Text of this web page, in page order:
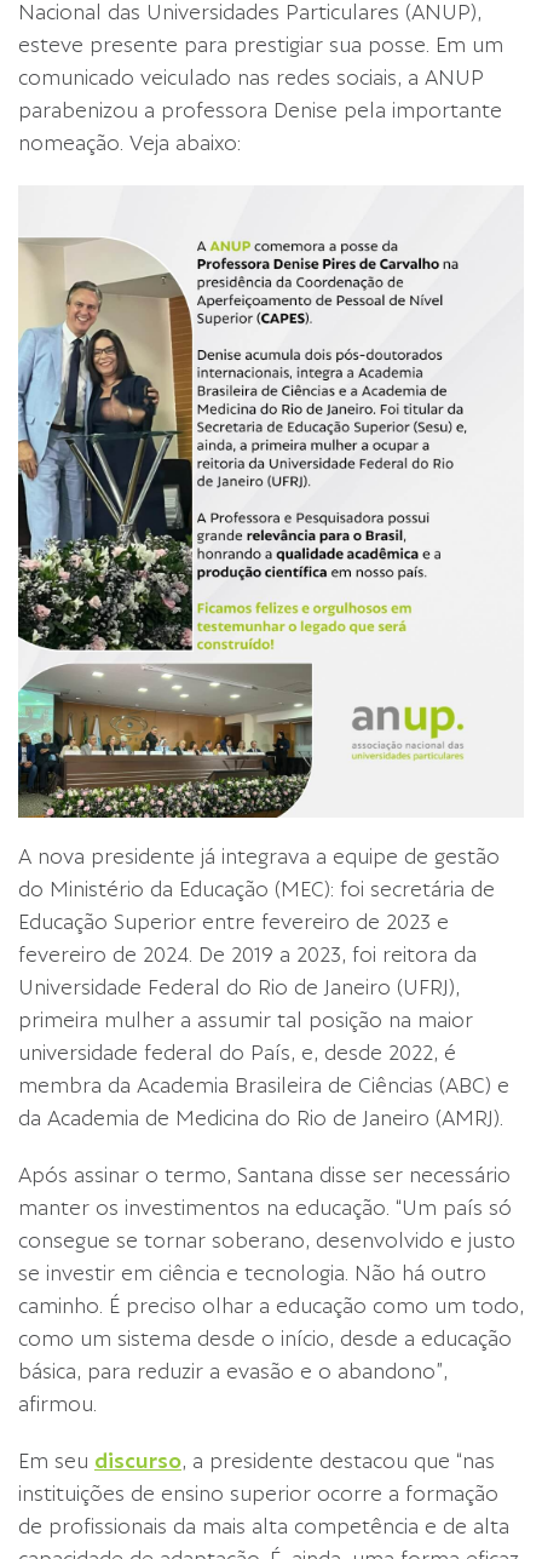
Nacional das Universidades Particulares (ANUP),
esteve presente para prestigiar sua posse. Em um
comunicado veiculado nas redes sociais, a ANUP
parabenizou a professora Denise pela importante
nomeação. Veja abaixo:
A nova presidente já integrava a equipe de gestão
do Ministério da Educação (MEC): foi secretária de
Educação Superior entre fevereiro de 2023 e
fevereiro de 2024. De 2019 a 2023, foi reitora da
Universidade Federal do Rio de Janeiro (UFRJ),
primeira mulher a assumir tal posição na maior
universidade federal do País, e, desde 2022, é
membra da Academia Brasileira de Ciências (ABC) e
da Academia de Medicina do Rio de Janeiro (AMRJ).
Após assinar o termo, Santana disse ser necessário
manter os investimentos na educação. “Um país só
consegue se tornar soberano, desenvolvido e justo
se investir em ciência e tecnologia. Não há outro
caminho. É preciso olhar a educação como um todo,
como um sistema desde o início, desde a educação
básica, para reduzir a evasão e o abandono”,
afirmou.
Em seu discurso, a presidente destacou que “nas
instituições de ensino superior ocorre a formação
de profissionais da mais alta competência e de alta